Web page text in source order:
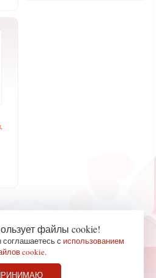
Консультации по телефону
файлы cookie!
с использованием
cookie.